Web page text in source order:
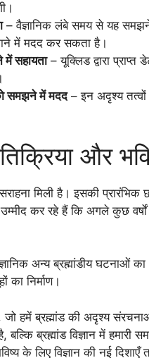
– वैज्ञानिक लंबे समय से यह समझने
में मदद कर सकता है।
में सहायता– यूक्लिड द्वारा
समझने में मदद– इन अदृश्य
और
मिली है। इसकी
कर रहे हैं कि अगले कुछ
अन्य ब्रह्मांडीय घटनाओं
निर्माण।
जो हमें ब्रह्मांड की अदृश्य
बल्कि ब्रह्मांड विज्ञान में
के लिए विज्ञान की नई दिशाएँ